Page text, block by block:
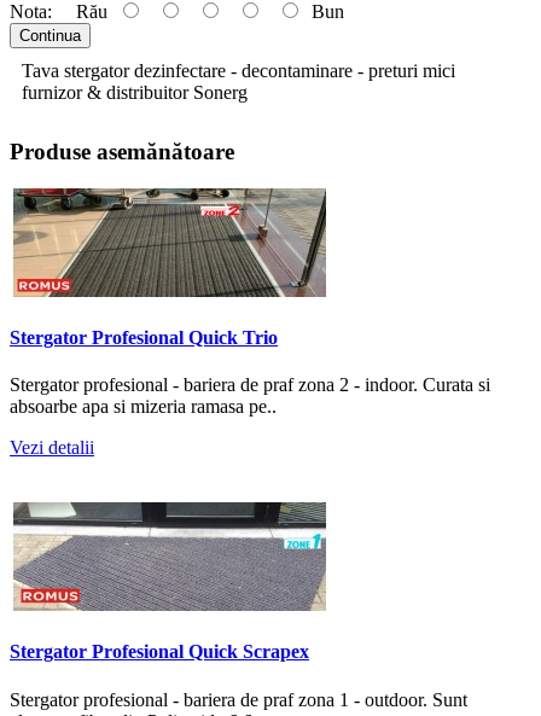
Nota: Rău Bun
Continua
Tava stergator dezinfectare - decontaminare - preturi mici
furnizor & distribuitor Sonerg
Produse asemănătoare
Stergator Profesional Quick Trio
Stergator profesional - bariera de praf zona 2 - indoor. Curata si
absoarbe apa si mizeria ramasa pe..
Vezi detalii
Stergator Profesional Quick Scrapex
Stergator profesional - bariera de praf zona 1 - outdoor. Sunt